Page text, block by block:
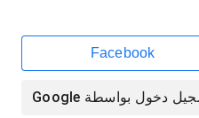
Facebook
دخول بواسطة Google